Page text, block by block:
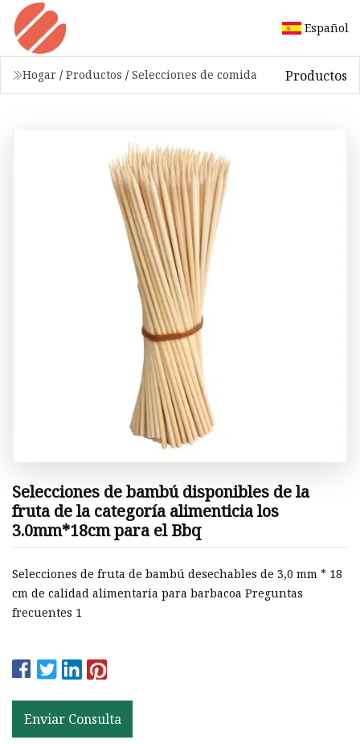
Español
Hogar / Productos / Selecciones de comida Productos
Selecciones de bambú disponibles de la
fruta de la categoría alimenticia los
3.0mm*18cm para el Bbq
Selecciones de fruta de bambú desechables de 3,0 mm * 18
cm de calidad alimentaria para barbacoa Preguntas
frecuentes 1
Enviar Consulta